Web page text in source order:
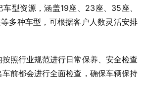
型资源，涵盖19座、23座、35座、
多种车型，可根据客户人数灵活安排
照行业规范进行日常保养、安全检查
前都会进行全面检查，确保车辆保持